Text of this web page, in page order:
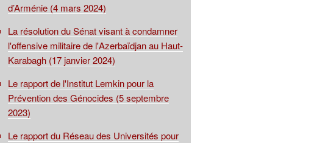
d’Arménie (4 mars 2024)
La résolution du Sénat visant à condamner
l'offensive militaire de l'Azerbaïdjan au Haut-
Karabagh (17 janvier 2024)
Le rapport de l'Institut Lemkin pour la
Prévention des Génocides (5 septembre
2023)
Le rapport du Réseau des Universités pour